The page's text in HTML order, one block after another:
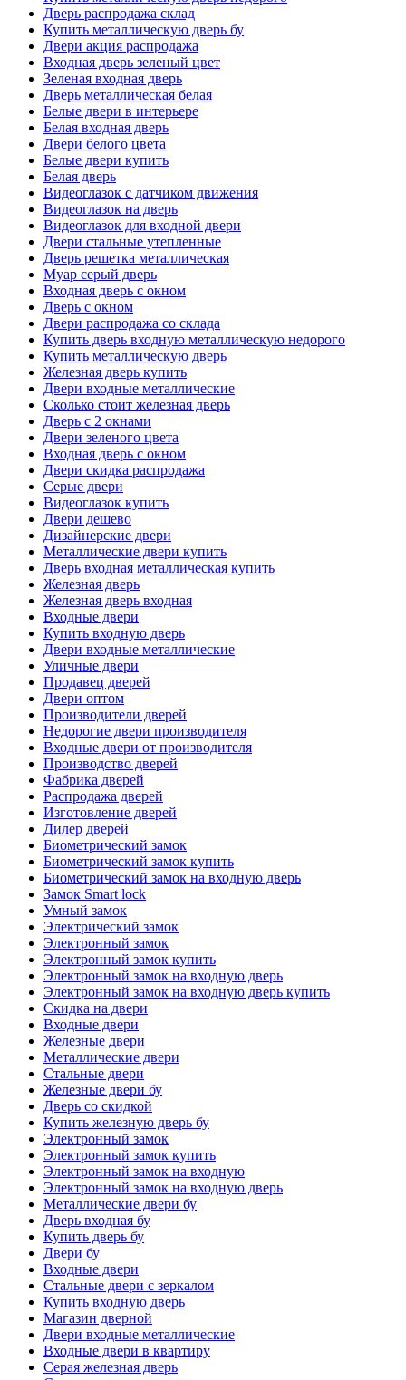
Дверь распродажа склад
Купить металлическую дверь бу
Двери акция распродажа
Входная дверь зеленый цвет
Зеленая входная дверь
Дверь металлическая белая
Белые двери в интерьере
Белая входная дверь
Двери белого цвета
Белые двери купить
Белая дверь
Видеоглазок с датчиком движения
Видеоглазок на дверь
Видеоглазок для входной двери
Двери стальные утепленные
Дверь решетка металлическая
Муар серый дверь
Входная дверь с окном
Дверь с окном
Двери распродажа со склада
Купить дверь входную металлическую недорого
Купить металлическую дверь
Железная дверь купить
Двери входные металлические
Сколько стоит железная дверь
Дверь с 2 окнами
Двери зеленого цвета
Входная дверь с окном
Двери скидка распродажа
Серые двери
Видеоглазок купить
Двери дешево
Дизайнерские двери
Металлические двери купить
Дверь входная металлическая купить
Железная дверь
Железная дверь входная
Входные двери
Купить входную дверь
Двери входные металлические
Уличные двери
Продавец дверей
Двери оптом
Производители дверей
Недорогие двери производителя
Входные двери от производителя
Производство дверей
Фабрика дверей
Распродажа дверей
Изготовление дверей
Дилер дверей
Биометрический замок
Биометрический замок купить
Биометрический замок на входную дверь
Замок Smart lock
Умный замок
Электрический замок
Электронный замок
Электронный замок купить
Электронный замок на входную дверь
Электронный замок на входную дверь купить
Скидка на двери
Входные двери
Железные двери
Металлические двери
Стальные двери
Железные двери бу
Дверь со скидкой
Купить железную дверь бу
Электронный замок
Электронный замок купить
Электронный замок на входную
Электронный замок на входную дверь
Металлические двери бу
Дверь входная бу
Купить дверь бу
Двери бу
Входные двери
Стальные двери с зеркалом
Купить входную дверь
Магазин дверной
Двери входные металлические
Входные двери в квартиру
Серая железная дверь